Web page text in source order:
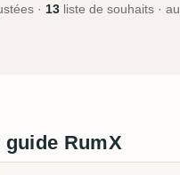
· 13 liste de souhaits · au
RumX